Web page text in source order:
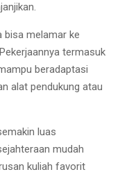
bisa melamar ke
termasuk
beradaptasi
alat pendukung atau
luas
mudah
kuliah favorit